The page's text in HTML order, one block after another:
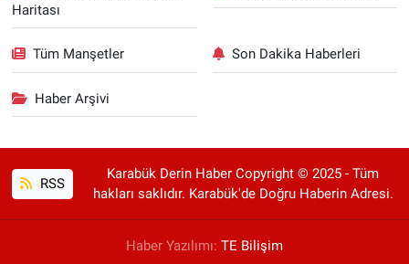
Haritası
Tüm Manşetler Son Dakika Haberleri
Haber Arşivi
RSS
Karabük Derin Haber Copyright © 2025 - Tüm
hakları saklıdır. Karabük'de Doğru Haberin Adresi.
Haber Yazılımı: TE Bilişim